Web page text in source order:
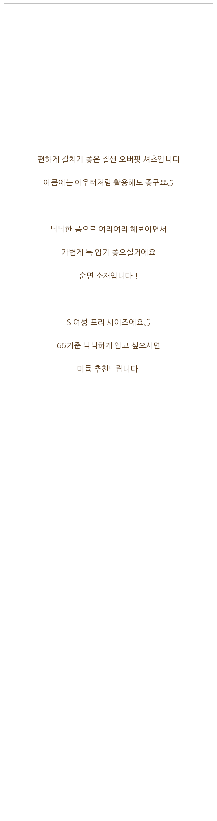
편하게 걸치기 좋은 질샌 오버핏 셔츠입니다
여름에는 아우터처럼 활용해도 좋구요◡̈
낙낙한 품으로 여리여리 해보이면서
가볍게 툭 입기 좋으실거에요
순면 소재입니다 !
S 여성 프리 사이즈에요◡̈
66기준 넉넉하게 입고 싶으시면
미듐 추천드립니다